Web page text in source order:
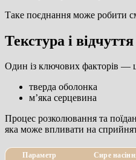
Таке поєднання може робити
Текстура і відчуття
Один із ключових факторів —
тверда оболонка
м’яка серцевина
Процес розколювання та
яка може впливати на
Параметр Сире